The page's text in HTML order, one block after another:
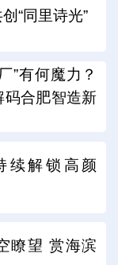
“同里诗光”
”有何魔力？
码合肥智造新
续解锁高颜
瞭望 赏海滨